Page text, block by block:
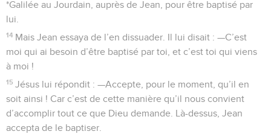
paroles : —Celui-ci est mon Fils bien-aimé, celui qui fait
toute ma joie.
La Bible Du Semeur Copyright © 1992, 1999 by Biblica, Inc.® Used by permission.
All rights reserved worldwide.
Matthieu 4